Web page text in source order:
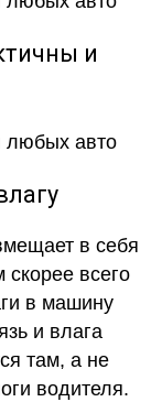
и
в себя
всего
в машину
и влага
там, а не
водителя.